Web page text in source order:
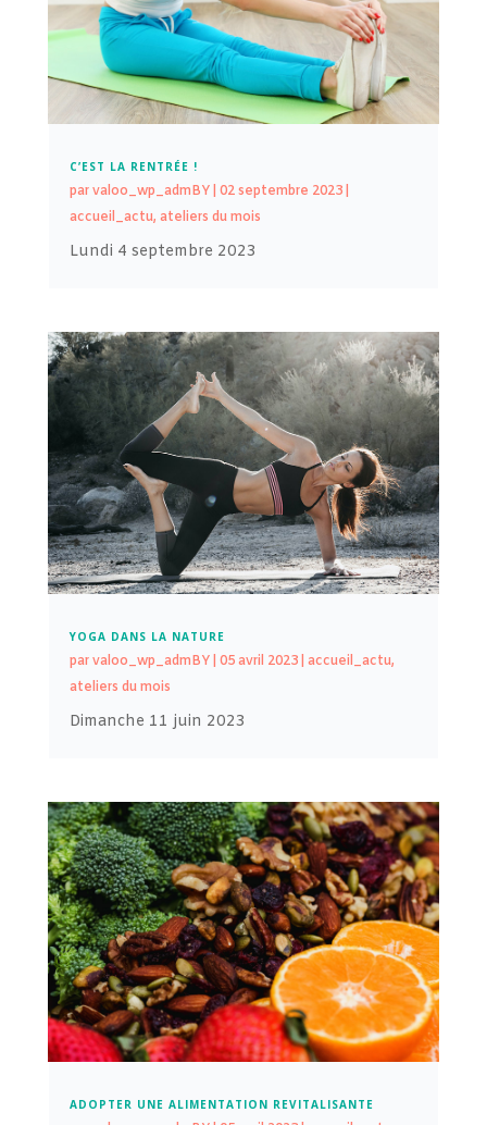
C’EST LA RENTRÉE !
parvaloo_wp_admBY| 02 septembre 2023|
accueil_actu, ateliers du mois
Lundi 4 septembre 2023
YOGA DANS LA NATURE
parvaloo_wp_admBY| 05 avril 2023| accueil_actu,
ateliers du mois
Dimanche 11 juin 2023
ADOPTER UNE ALIMENTATION REVITALISANTE